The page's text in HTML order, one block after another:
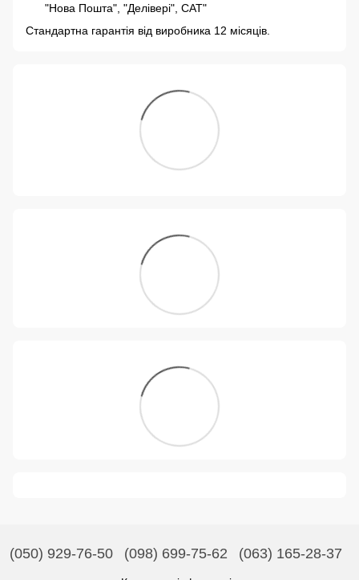
"Нова Пошта", "Делівері", САТ"
Стандартна гарантія від виробника 12 місяців.
(050) 929-76-50 (098) 699-75-62 (063) 165-28-37